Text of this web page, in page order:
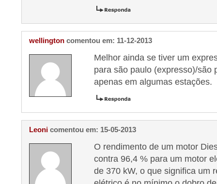
wellington comentou em: 11-12-2013
Melhor ainda se tiver um
para são paulo (expresso)/são
apenas em algumas estações.
Leoni comentou em: 15-05-2013
O rendimento de um motor
contra 96,4 % para um motor
de 370 kW, o que significa um